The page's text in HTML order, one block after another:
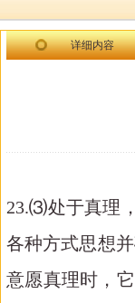
详细内容
23.⑶处于真理
各种方式思想
意愿真理时，